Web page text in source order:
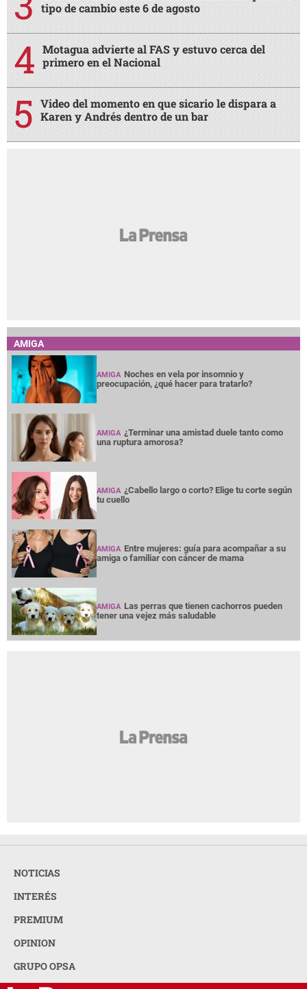
tipo de cambio este 6 de agosto
Motagua advierte al FAS y estuvo cerca del
primero en el Nacional
Video del momento en que sicario le dispara a
Karen y Andrés dentro de un bar
AMIGA
AMIGA Noches en vela por insomnio y
preocupación, ¿qué hacer para tratarlo?
AMIGA ¿Terminar una amistad duele tanto como
una ruptura amorosa?
AMIGA ¿Cabello largo o corto? Elige tu corte según
tu cuello
AMIGA Entre mujeres: guía para acompañar a su
amiga o familiar con cáncer de mama
AMIGA Las perras que tienen cachorros pueden
tener una vejez más saludable
NOTICIAS
INTERÉS
PREMIUM
OPINION
GRUPO OPSA